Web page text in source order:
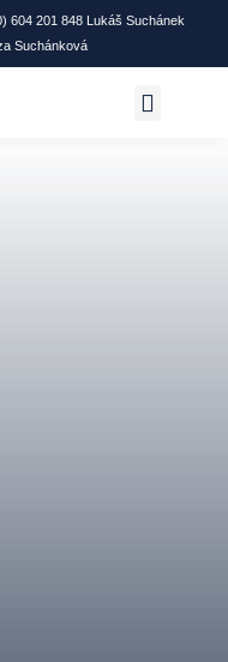
604 201 848 Lukáš Suchánek
Suchánková